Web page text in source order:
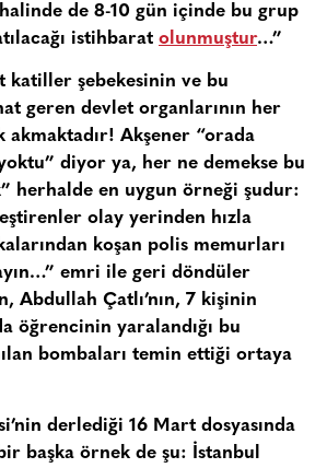
de 8-10 gün içinde bu grup
istihbarat olunmuştur…”
katiller şebekesinin ve bu
geren devlet organlarının her
akmaktadır! Akşener “orada
diyor ya, her ne demekse bu
herhalde en uygun örneği şudur:
olay yerinden hızla
koşan polis memurları
emri ile geri döndüler
Abdullah Çatlı’nın, 7 kişinin
öğrencinin yaralandığı bu
bombaları temin ettiği ortaya
derlediği 16 Mart dosyasında
başka örnek de şu: İstanbul